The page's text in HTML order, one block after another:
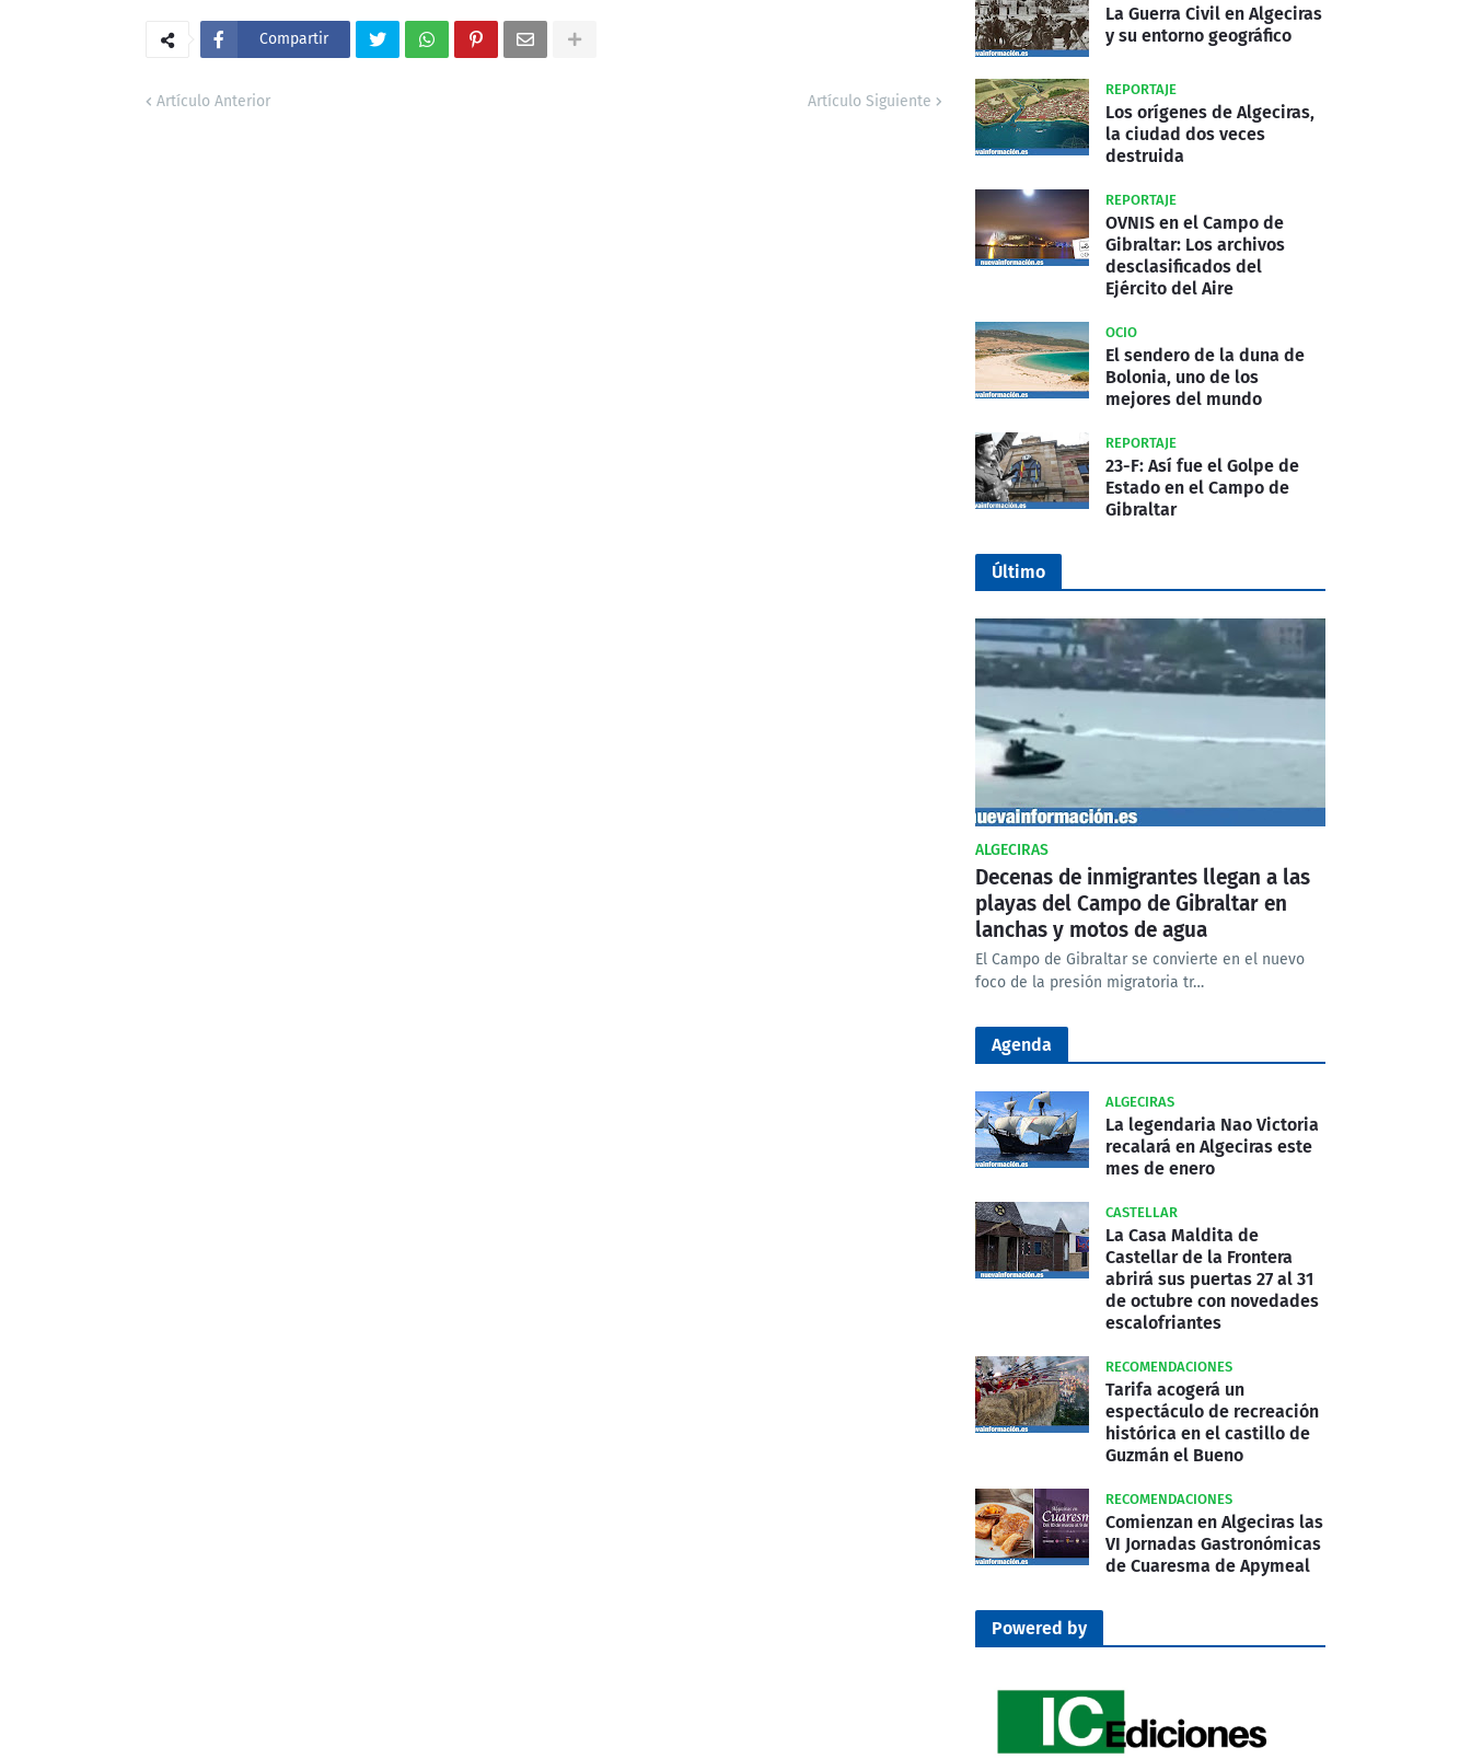
Compartir
Artículo Anterior Artículo Siguiente
La Guerra Civil en Algeciras
y su entorno geográfico
REPORTAJE
Los orígenes de Algeciras,
la ciudad dos veces
destruida
REPORTAJE
OVNIS en el Campo de
Gibraltar: Los archivos
desclasificados del
Ejército del Aire
OCIO
El sendero de la duna de
Bolonia, uno de los
mejores del mundo
REPORTAJE
23-F: Así fue el Golpe de
Estado en el Campo de
Gibraltar
Último
ALGECIRAS
Decenas de inmigrantes llegan a las
playas del Campo de Gibraltar en
lanchas y motos de agua
El Campo de Gibraltar se convierte en el nuevo
foco de la presión migratoria tr…
Agenda
ALGECIRAS
La legendaria Nao Victoria
recalará en Algeciras este
mes de enero
CASTELLAR
La Casa Maldita de
Castellar de la Frontera
abrirá sus puertas 27 al 31
de octubre con novedades
escalofriantes
RECOMENDACIONES
Tarifa acogerá un
espectáculo de recreación
histórica en el castillo de
Guzmán el Bueno
RECOMENDACIONES
Comienzan en Algeciras las
VI Jornadas Gastronómicas
de Cuaresma de Apymeal
Powered by